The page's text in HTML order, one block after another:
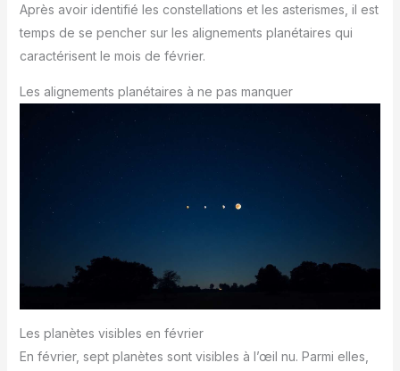
Après avoir identifié les constellations et les asterismes, il est
temps de se pencher sur les alignements planétaires qui
caractérisent le mois de février.
Les alignements planétaires à ne pas manquer
Les planètes visibles en février
En février, sept planètes sont visibles à l’œil nu. Parmi elles,